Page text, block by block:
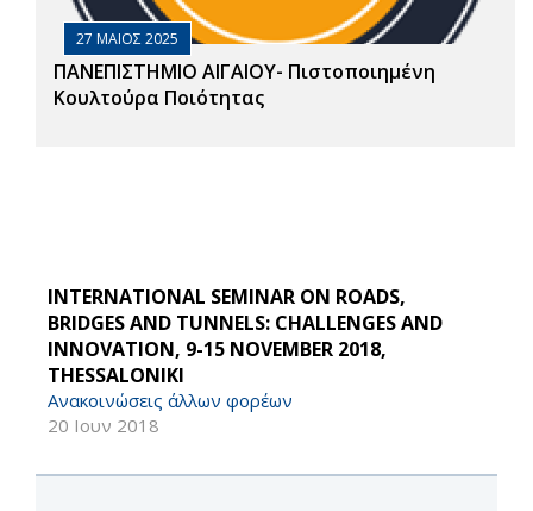
27 ΜΑΙΟΣ 2025
ΠΑΝΕΠΙΣΤΗΜΙΟ ΑΙΓΑΙΟΥ- Πιστοποιημένη
Κουλτούρα Ποιότητας
INTERNATIONAL SEMINAR ON ROADS,
BRIDGES AND TUNNELS: CHALLENGES AND
INNOVATION, 9-15 NOVEMBER 2018,
THESSALONIKI
Ανακοινώσεις άλλων φορέων
20 Ιουν 2018